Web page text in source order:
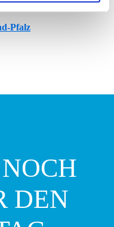
Pfalz
DEN